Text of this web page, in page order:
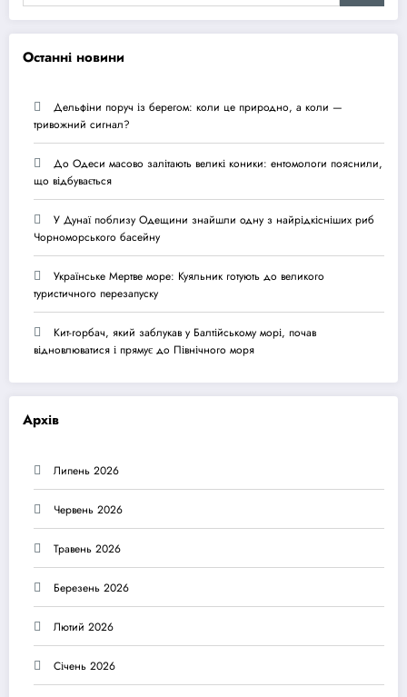
Останні новини
Дельфіни поруч із берегом: коли це природно, а коли —
тривожний сигнал?
До Одеси масово залітають великі коники: ентомологи пояснили,
що відбувається
У Дунаї поблизу Одещини знайшли одну з найрідкісніших риб
Чорноморського басейну
Українське Мертве море: Куяльник готують до великого
туристичного перезапуску
Кит-горбач, який заблукав у Балтійському морі, почав
відновлюватися і прямує до Північного моря
Архів
Липень 2026
Червень 2026
Травень 2026
Березень 2026
Лютий 2026
Січень 2026